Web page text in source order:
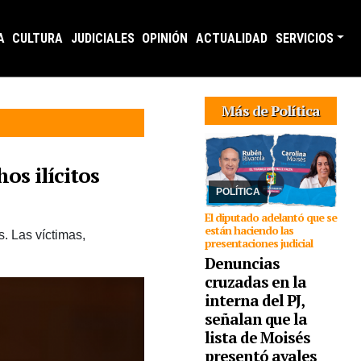
CULTURA JUDICIALES OPINIÓN ACTUALIDAD SERVICIOS
ilícitos
Las víctimas,
Más de Política
POLÍTICA
El diputado adelantó que se
están haciendo las
presentaciones judicial
Denuncias
cruzadas en la
interna del PJ,
señalan que la
lista de Moisés
presentó avales
conferencia de prensa,
Rubén Rivarola trató a
“delincuente” y señaló
que en una reunión que
mantuvo Jenefes y ella,
Moisés le adv ...
06/08/2026 Frenar la